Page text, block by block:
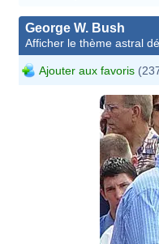
George W. Bush
Afficher le thème astral
Ajouter aux favoris